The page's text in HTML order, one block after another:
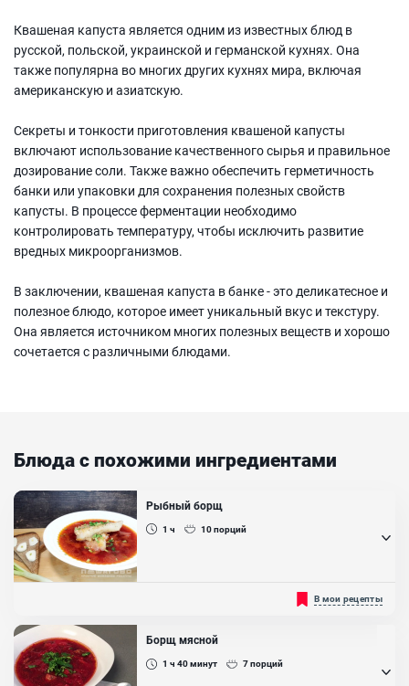
Квашеная капуста является одним из известных блюд в
русской, польской, украинской и германской кухнях. Она
также популярна во многих других кухнях мира, включая
американскую и азиатскую.
Секреты и тонкости приготовления квашеной капусты
включают использование качественного сырья и правильное
дозирование соли. Также важно обеспечить герметичность
банки или упаковки для сохранения полезных свойств
капусты. В процессе ферментации необходимо
контролировать температуру, чтобы исключить развитие
вредных микроорганизмов.
В заключении, квашеная капуста в банке - это деликатесное и
полезное блюдо, которое имеет уникальный вкус и текстуру.
Она является источником многих полезных веществ и хорошо
сочетается с различными блюдами.
Блюда с похожими ингредиентами
Рыбный борщ
1 ч 10порций
В мои рецепты
Борщ мясной
1 ч 40минут 7порций